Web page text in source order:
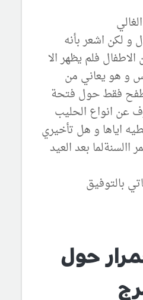
و لكن اشعر بأنه
فلم يظهر الا
هو يعاني من
فقط حول فتحة
عن انواع الحليب
اياها و هل تأخيري
االسنةلما بعد العيد
بالتوفيق
حول